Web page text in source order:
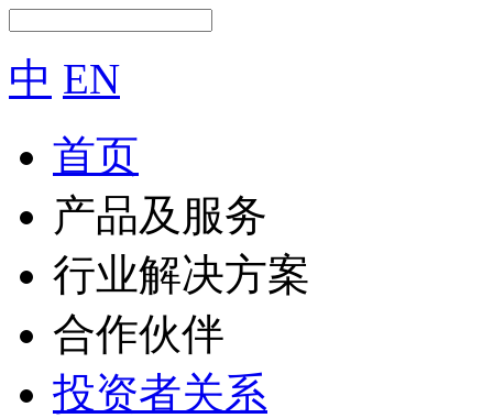
中 EN
首页
产品及服务
行业解决方案
合作伙伴
投资者关系